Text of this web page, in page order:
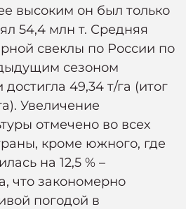
высоким он был только
54,4 млн т. Средняя
свеклы по России по
сезоном
49,34 т/га (итог
Увеличение
отмечено во всех
кроме южного, где
на 12,5 % –
что закономерно
погодой в